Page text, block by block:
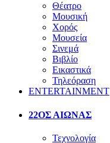
Θέατρο
Μουσική
Χορός
Μουσεία
Σινεμά
Βιβλίο
Εικαστικά
Τηλεόραση
ENTERTAINMENT
22ΟΣ ΑΙΩΝΑΣ
Τεχνολογία